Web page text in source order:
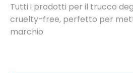
Tutti i prodotti per il trucco
cruelty-free, perfetto per
marchio